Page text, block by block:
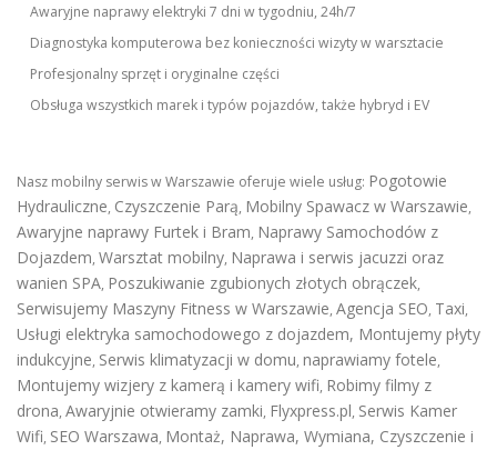
Awaryjne naprawy elektryki 7 dni w tygodniu, 24h/7
Diagnostyka komputerowa bez konieczności wizyty w warsztacie
Profesjonalny sprzęt i oryginalne części
Obsługa wszystkich marek i typów pojazdów, także hybryd i EV
Nasz mobilny serwis w Warszawie oferuje wiele usług: Pogotowie
Hydrauliczne, Czyszczenie Parą, Mobilny Spawacz w Warszawie,
Awaryjne naprawy Furtek i Bram, Naprawy Samochodów z
Dojazdem, Warsztat mobilny, Naprawa i serwis jacuzzi oraz
wanien SPA, Poszukiwanie zgubionych złotych obrączek,
Serwisujemy Maszyny Fitness w Warszawie, Agencja SEO, Taxi,
Usługi elektryka samochodowego z dojazdem, Montujemy płyty
indukcyjne, Serwis klimatyzacji w domu, naprawiamy fotele,
Montujemy wizjery z kamerą i kamery wifi, Robimy filmy z
drona, Awaryjnie otwieramy zamki, Flyxpress.pl, Serwis Kamer
Wifi, SEO Warszawa, Montaż, Naprawa, Wymiana, Czyszczenie i